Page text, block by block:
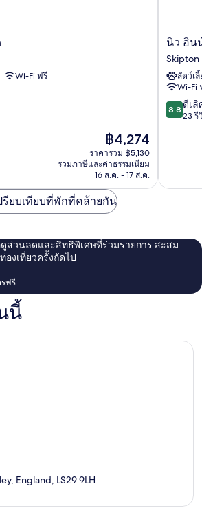
Wi-Fi ฟรี
ราคา
ปัจจุบัน
คือ
฿4,274
฿4,274
ราคารวม ฿5,130
รวมภาษีและค่าธรรมเนียม
16 ส.ค. - 17 ส.ค.
นิว
อินน์
แอปเปิล
ทรี
วิค
Skipton
นิว อิน
Skipton
สัตว์เ
Wi-Fi
8.8
จาก
8.8 ดีเลิ
23 รี
รียบเทียบที่พักที่คล้ายกัน
ดูส่วนลดและสิทธิพิเศษที่ร่วมรายการ สะสม
องเที่ยวครั้งถัดไป
ฟรี
นี้
England, LS29 9LH